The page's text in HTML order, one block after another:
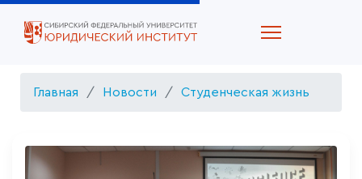
Главная Новости Студенческая жизнь